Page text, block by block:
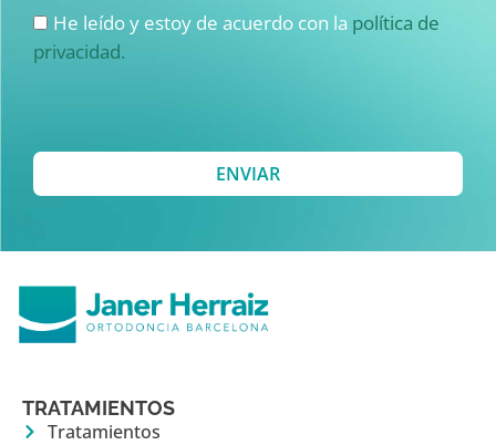
He leído y estoy de acuerdo con la política de
privacidad.
ENVIAR
TRATAMIENTOS
Tratamientos